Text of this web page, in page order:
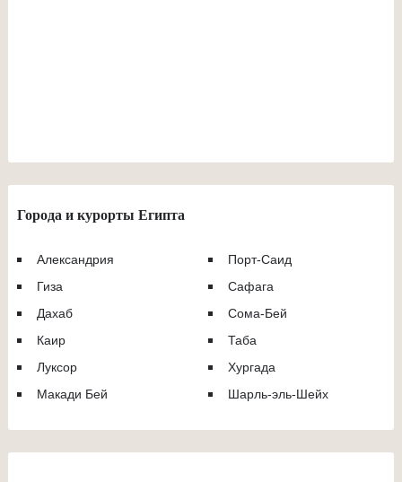
Города и курорты Египта
Александрия
Гиза
Дахаб
Каир
Луксор
Макади Бей
Порт-Саид
Сафага
Сома-Бей
Таба
Хургада
Шарль-эль-Шейх